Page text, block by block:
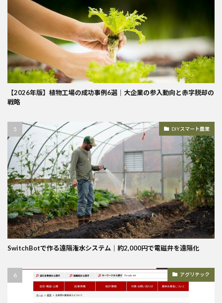
【2026年版】植物工場の成功事例6選｜大企業の参入動向と赤字脱却の
戦略
DIYスマート農業
SwitchBotで作る遠隔潅水システム｜約2,000円で電磁弁を遠隔化
アグリテック